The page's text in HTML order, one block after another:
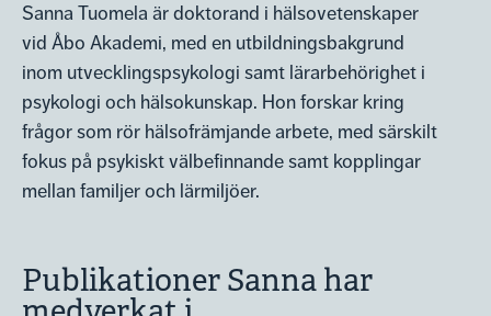
Sanna Tuomela är doktorand i hälsovetenskaper
vid Åbo Akademi, med en utbildningsbakgrund
inom utvecklingspsykologi samt lärarbehörighet i
psykologi och hälsokunskap. Hon forskar kring
frågor som rör hälsofrämjande arbete, med särskilt
fokus på psykiskt välbefinnande samt kopplingar
mellan familjer och lärmiljöer.
Publikationer Sanna har